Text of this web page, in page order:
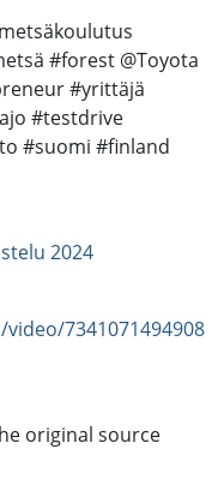
#forest @Toyota
#yrittäjä
#testdrive
#suomi #finland
2024
7341071494908
original source